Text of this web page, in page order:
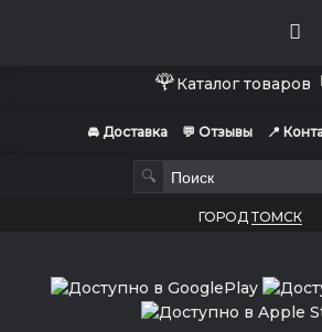
🌹Каталог товаров
🚘 Доставка 💬 Отзывы 📍
🔍
ГОРОД ТОМСК